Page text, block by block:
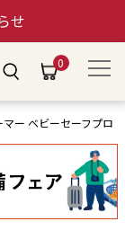
せ
0
ー ベビーセーフプロ